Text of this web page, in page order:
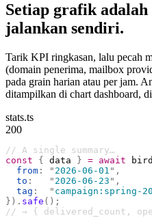
Setiap grafik
jalankan sendiri.
Tarik KPI ringkasan, lalu pecah
(domain penerima, mailbox
pada grain harian atau per jam.
ditampilkan di chart dashboard,
stats.ts
200
// A single summary…
const { data } = await bird
  from
: " 2026-06-01 " ,
  to
:
   "
2026-06-23 " ,
  tag
:
  "
campaign:spring-
}). safe ();
// → { delivered_count,